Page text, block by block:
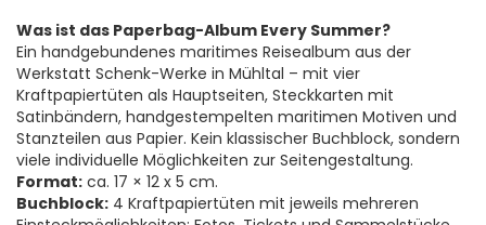
Was ist das Paperbag-Album Every Summer?
Ein handgebundenes maritimes Reisealbum aus der
Werkstatt Schenk-Werke in Mühltal – mit vier
Kraftpapiertüten als Hauptseiten, Steckkarten mit
Satinbändern, handgestempelten maritimen Motiven und
Stanzteilen aus Papier. Kein klassischer Buchblock, sondern
viele individuelle Möglichkeiten zur Seitengestaltung.
Format: ca. 17 × 12 x 5 cm.
Buchblock: 4 Kraftpapiertüten mit jeweils mehreren